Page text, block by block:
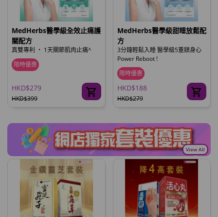
MedHerbs醫學級全效止痛護
關配方
真雙專利 ‧ 1天關節肌肉止痛^
限時優惠
HKD$279
HKD$399
MedHerbs醫學級甜睡放鬆配
方
3分鐘輕鬆入睡 醫學級5重鎂身心
Power Reboot !
限時優惠
HKD$188
HKD$279
View All